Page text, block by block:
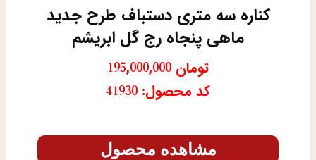
کناره سه متری دستباف طرح جدید
ماهی پنجاه رج گل ابریشم
تومان
کد محصول: 41930
مشاهده محصول